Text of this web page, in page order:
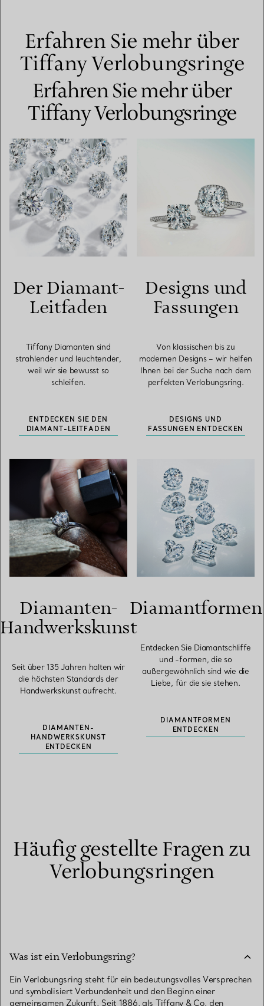
Erfahren Sie mehr über
Tiffany Verlobungsringe
Erfahren Sie mehr über
Tiffany Verlobungsringe
Der Diamant-
Leitfaden
Tiffany Diamanten sind
strahlender und leuchtender,
weil wir sie bewusst so
schleifen.
ENTDECKEN SIE DEN
DIAMANT-LEITFADEN
Designs und
Fassungen
Von klassischen bis zu
modernen Designs – wir helfen
Ihnen bei der Suche nach dem
perfekten Verlobungsring.
DESIGNS UND
FASSUNGEN ENTDECKEN
Diamanten-
Handwerkskunst
Seit über 135 Jahren halten wir
die höchsten Standards der
Handwerkskunst aufrecht.
DIAMANTEN-
HANDWERKSKUNST
ENTDECKEN
Diamantformen
Entdecken Sie Diamantschliffe
und -formen, die so
außergewöhnlich sind wie die
Liebe, für die sie stehen.
DIAMANTFORMEN
ENTDECKEN
Häufig gestellte Fragen zu
Verlobungsringen
Was ist ein Verlobungsring?
Ein Verlobungsring steht für ein bedeutungsvolles Versprechen
und symbolisiert Verbundenheit und den Beginn einer
gemeinsamen Zukunft. Seit 1886, als Tiffany & Co. den